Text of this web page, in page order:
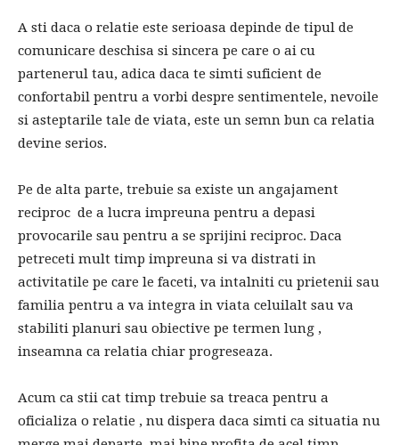
A sti daca o relatie este serioasa depinde de tipul de
comunicare deschisa si sincera pe care o ai cu
partenerul tau, adica daca te simti suficient de
confortabil pentru a vorbi despre sentimentele, nevoile
si asteptarile tale de viata, este un semn bun ca relatia
devine serios.
Pe de alta parte, trebuie sa existe un angajament
reciproc de a lucra impreuna pentru a depasi
provocarile sau pentru a se sprijini reciproc. Daca
petreceti mult timp impreuna si va distrati in
activitatile pe care le faceti, va intalniti cu prietenii sau
familia pentru a va integra in viata celuilalt sau va
stabiliti planuri sau obiective pe termen lung ,
inseamna ca relatia chiar progreseaza.
Acum ca stii cat timp trebuie sa treaca pentru a
oficializa o relatie , nu dispera daca simti ca situatia nu